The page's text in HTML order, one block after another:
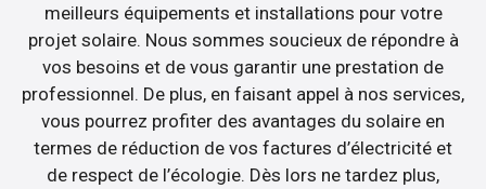
meilleurs équipements et installations pour votre
projet solaire. Nous sommes soucieux de répondre à
vos besoins et de vous garantir une prestation de
professionnel. De plus, en faisant appel à nos services,
vous pourrez profiter des avantages du solaire en
termes de réduction de vos factures d’électricité et
de respect de l’écologie. Dès lors ne tardez plus,